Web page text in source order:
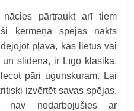
pārtraukt arī tiem
ķermeņa spējas nakts
pļavā, kas lietus vai
slidena, ir Līgo klasika.
pāri ugunskuram. Lai
izvērtēt savas spējas.
nav nodarbojušies ar